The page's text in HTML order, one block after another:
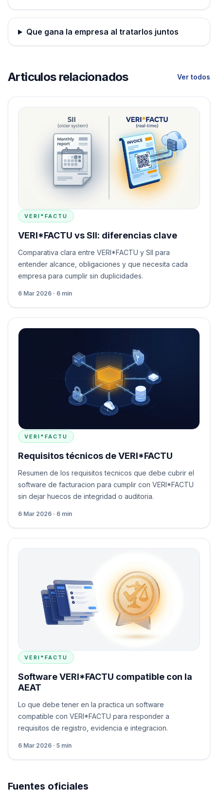
Que gana la empresa al tratarlos juntos
Articulos relacionados Ver todos
VERI*FACTU
VERI*FACTU vs SII: diferencias clave
Comparativa clara entre VERI*FACTU y SII para
entender alcance, obligaciones y que necesita cada
empresa para cumplir sin duplicidades.
6 Mar 2026 · 6 min
VERI*FACTU
Requisitos técnicos de VERI*FACTU
Resumen de los requisitos tecnicos que debe cubrir el
software de facturacion para cumplir con VERI*FACTU
sin dejar huecos de integridad o auditoria.
6 Mar 2026 · 6 min
VERI*FACTU
Software VERI*FACTU compatible con la
AEAT
Lo que debe tener en la practica un software
compatible con VERI*FACTU para responder a
requisitos de registro, evidencia e integracion.
6 Mar 2026 · 5 min
Fuentes oficiales